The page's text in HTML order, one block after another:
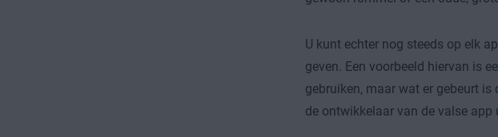
U kunt echter nog steeds op elk
geven. Een voorbeeld hiervan is
gebruiken, maar wat er gebeurt
de ontwikkelaar van de valse